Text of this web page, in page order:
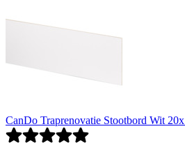
CanDo Traprenovatie Stootbord Wit